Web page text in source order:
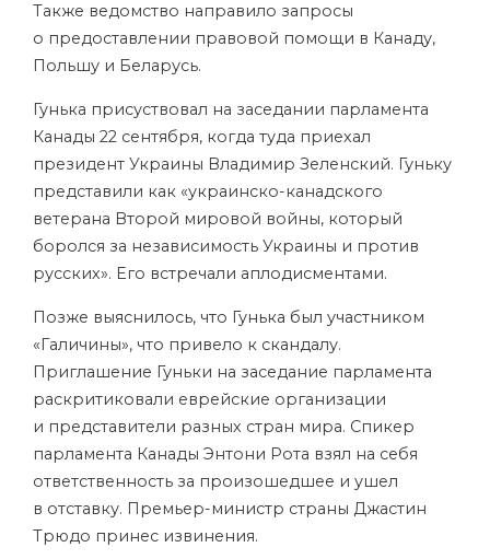
Также ведомство направило запросы
о предоставлении правовой помощи в Канаду,
Польшу и Беларусь.
Гунька присуствовал на заседании парламента
Канады 22 сентября, когда туда приехал
президент Украины Владимир Зеленский. Гуньку
представили как «украинско-канадского
ветерана Второй мировой войны, который
боролся за независимость Украины и против
русских». Его встречали аплодисментами.
Позже выяснилось, что Гунька был участником
«Галичины», что привело к скандалу.
Приглашение Гуньки на заседание парламента
раскритиковали еврейские организации
и представители разных стран мира. Спикер
парламента Канады Энтони Рота взял на себя
ответственность за произошедшее и ушел
в отставку. Премьер-министр страны Джастин
Трюдо принес извинения.